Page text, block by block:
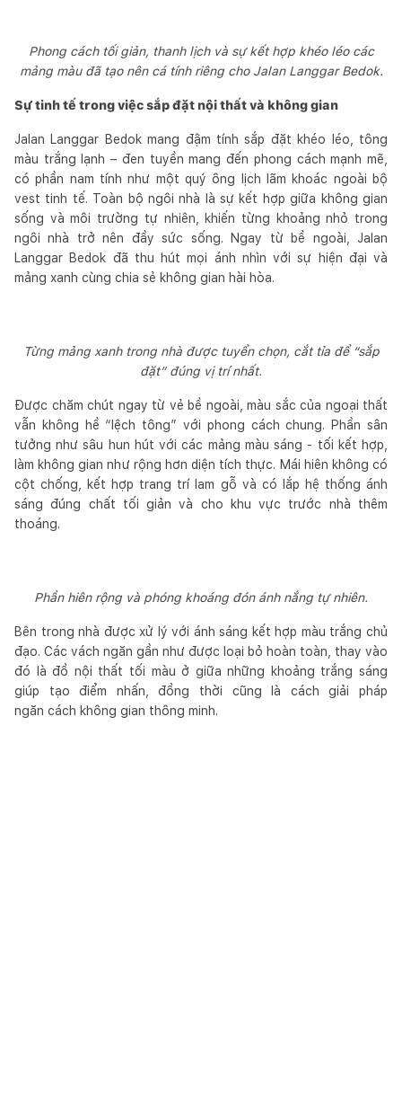
Phong cách tối giản, thanh lịch và sự kết hợp khéo léo các
mảng màu đã tạo nên cá tính riêng cho Jalan Langgar Bedok.
Sự tinh tế trong việc sắp đặt nội thất và không gian
Jalan Langgar Bedok mang đậm tính sắp đặt khéo léo, tông
màu trắng lạnh – đen tuyền mang đến phong cách mạnh mẽ,
có phần nam tính như một quý ông lịch lãm khoác ngoài bộ
vest tinh tế. Toàn bộ ngôi nhà là sự kết hợp giữa không gian
sống và môi trường tự nhiên, khiến từng khoảng nhỏ trong
ngôi nhà trở nên đầy sức sống. Ngay từ bề ngoài, Jalan
Langgar Bedok đã thu hút mọi ánh nhìn với sự hiện đại và
mảng xanh cùng chia sẻ không gian hài hòa.
Từng mảng xanh trong nhà được tuyển chọn, cắt tỉa để “sắp
đặt” đúng vị trí nhất.
Được chăm chút ngay từ vẻ bề ngoài, màu sắc của ngoại thất
vẫn không hề “lệch tông” với phong cách chung. Phần sân
tưởng như sâu hun hút với các mảng màu sáng - tối kết hợp,
làm không gian như rộng hơn diện tích thực. Mái hiên không có
cột chống, kết hợp trang trí lam gỗ và có lắp hệ thống ánh
sáng đúng chất tối giản và cho khu vực trước nhà thêm
thoáng.
Phần hiên rộng và phóng khoáng đón ánh nắng tự nhiên.
Bên trong nhà được xử lý với ánh sáng kết hợp màu trắng chủ
đạo. Các vách ngăn gần như được loại bỏ hoàn toàn, thay vào
đó là đồ nội thất tối màu ở giữa những khoảng trắng sáng
giúp tạo điểm nhấn, đồng thời cũng là cách giải pháp
ngăn cách không gian thông minh.